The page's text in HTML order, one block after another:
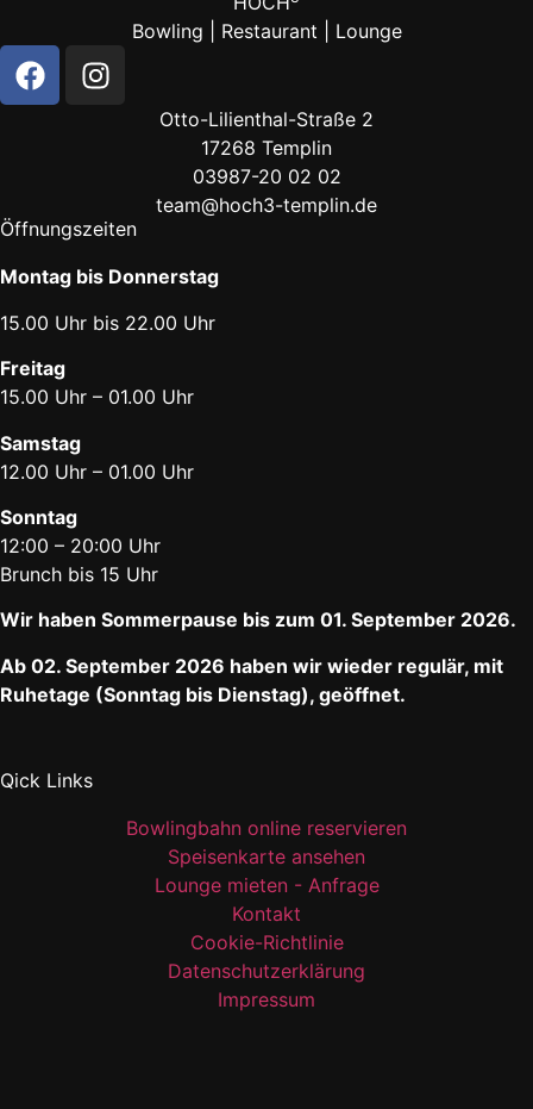
Bowling | Restaurant | Lounge
Otto-Lilienthal-Straße 2
17268 Templin
03987-20 02 02
team@hoch3-templin.de
Öffnungszeiten
Montag bis Donnerstag
15.00 Uhr bis 22.00 Uhr
Freitag
15.00 Uhr – 01.00 Uhr
Samstag
12.00 Uhr – 01.00 Uhr
Sonntag
12:00 – 20:00 Uhr
Brunch bis 15 Uhr
Wir haben Sommerpause bis zum 01. September 2026.
Ab 02. September 2026 haben wir wieder regulär, mit
Ruhetage (Sonntag bis Dienstag), geöffnet.
Qick Links
Bowlingbahn online reservieren
Speisenkarte ansehen
Lounge mieten - Anfrage
Kontakt
Cookie-Richtlinie
Datenschutzerklärung
Impressum